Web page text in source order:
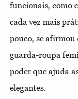
funcionais, como
cada vez mais
pouco, se afirmou
guarda-roupa
poder que ajuda
elegantes.